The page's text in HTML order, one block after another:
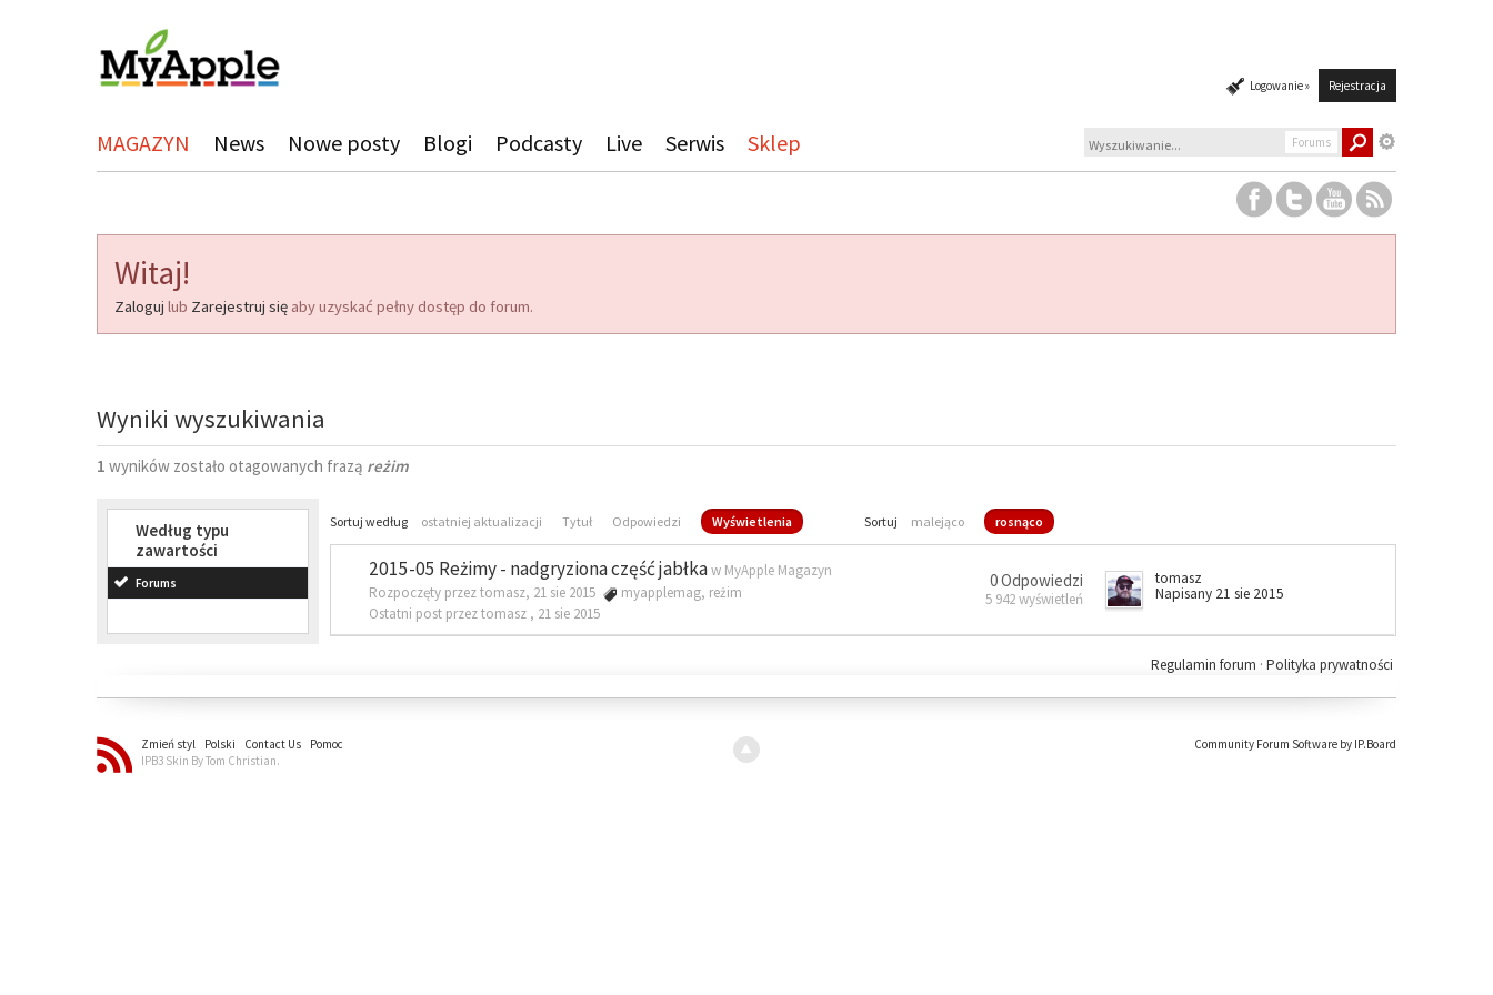
Logowanie » Rejestracja
MAGAZYN News Nowe posty Blogi Podcasty Live Serwis Sklep Forums
Witaj!
Zaloguj lub Zarejestruj się aby uzyskać pełny dostęp do forum.
Wyniki wyszukiwania
1 wyników zostało otagowanych frazą reżim
Według typu
zawartości
Forums
Sortuj według ostatniej aktualizacji Tytuł Odpowiedzi Wyświetlenia Sortuj malejąco rosnąco
2015-05 Reżimy - nadgryziona część jabłkaw MyApple Magazyn
Rozpoczęty przez tomasz, 21 sie 2015
myapplemag, reżim
Ostatni post przez tomasz , 21 sie 2015
0 Odpowiedzi
5 942 wyświetleń
tomasz
Napisany 21 sie 2015
Polityka prywatności
Regulamin forum ·
Zmień styl Polski Contact Us
Pomoc
IPB3 Skin By Tom Christian.
Community Forum Software by IP.Board